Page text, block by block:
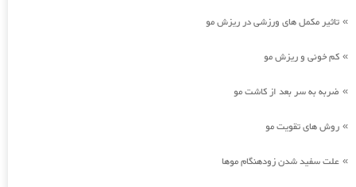
» تاثیر مکمل های ورزشی در ریزش مو
» کم خونی و ریزش مو
» ضربه به سر بعد از کاشت مو
» روش های تقویت مو
» علت سفید شدن زودهنگام موها